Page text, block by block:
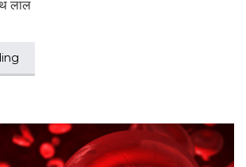
लाल